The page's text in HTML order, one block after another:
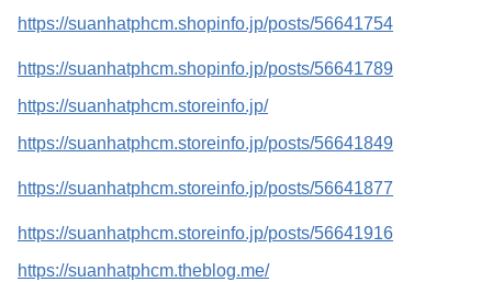
https://suanhatphcm.shopinfo.jp/posts/56641754
https://suanhatphcm.shopinfo.jp/posts/56641789
https://suanhatphcm.storeinfo.jp/
https://suanhatphcm.storeinfo.jp/posts/56641849
https://suanhatphcm.storeinfo.jp/posts/56641877
https://suanhatphcm.storeinfo.jp/posts/56641916
https://suanhatphcm.theblog.me/